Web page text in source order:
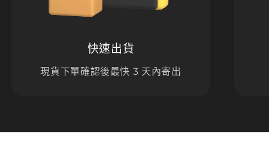
快速出貨
現貨下單確認後最快 3 天內寄出